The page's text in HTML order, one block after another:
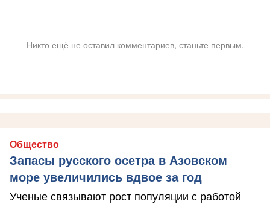
Никто ещё не оставил комментариев, станьте первым.
Общество
Запасы русского осетра в Азовском
море увеличились вдвое за год
Ученые связывают рост популяции с работой